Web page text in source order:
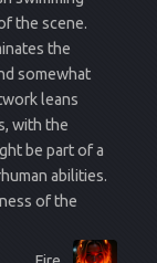
the scene.
the
somewhat
leans
with the
be part of a
abilities.
of the